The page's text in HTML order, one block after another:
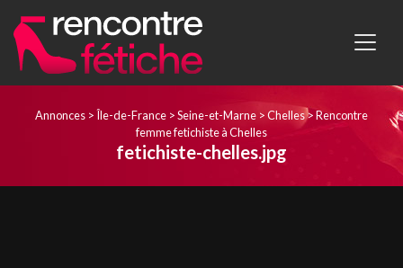
Annonces >Île-de-France >Seine-et-Marne >Chelles>Rencontre
femme fetichiste à Chelles
fetichiste-chelles.jpg